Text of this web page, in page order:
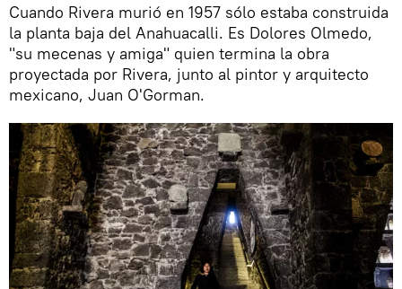
Cuando Rivera murió en 1957 sólo estaba construida
la planta baja del Anahuacalli. Es Dolores Olmedo,
"su mecenas y amiga" quien termina la obra
proyectada por Rivera, junto al pintor y arquitecto
mexicano, Juan O'Gorman.